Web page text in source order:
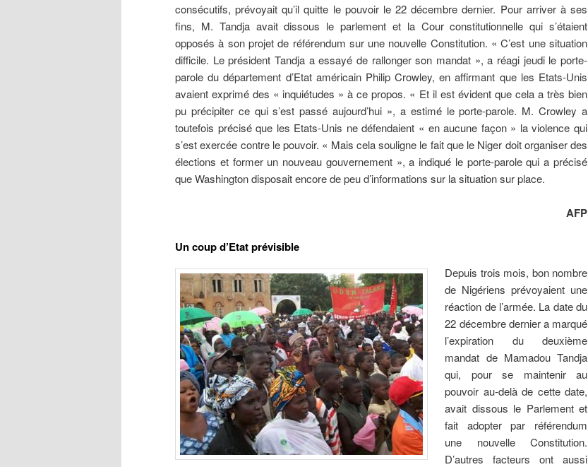
consécutifs, prévoyait qu’il quitte le pouvoir le 22 décembre dernier. Pour arriver à ses
fins, M. Tandja avait dissous le parlement et la Cour constitutionnelle qui s’étaient
opposés à son projet de référendum sur une nouvelle Constitution. « C’est une situation
difficile. Le président Tandja a essayé de rallonger son mandat », a réagi jeudi le porte-
parole du département d’Etat américain Philip Crowley, en affirmant que les Etats-Unis
avaient exprimé des « inquiétudes » à ce propos. « Et il est évident que cela a très bien
pu précipiter ce qui s’est passé aujourd’hui », a estimé le porte-parole. M. Crowley a
toutefois précisé que les Etats-Unis ne défendaient « en aucune façon » la violence qui
s’est exercée contre le pouvoir. « Mais cela souligne le fait que le Niger doit organiser des
élections et former un nouveau gouvernement », a indiqué le porte-parole qui a précisé
que Washington disposait encore de peu d’informations sur la situation sur place.
AFP
Un coup d’Etat prévisible
Depuis trois mois, bon nombre
de Nigériens prévoyaient une
réaction de l’armée. La date du
22 décembre dernier a marqué
l’expiration du deuxième
mandat de Mamadou Tandja
qui, pour se maintenir au
pouvoir au-delà de cette date,
avait dissous le Parlement et
fait adopter par référendum
une nouvelle Constitution.
D’autres facteurs ont aussi